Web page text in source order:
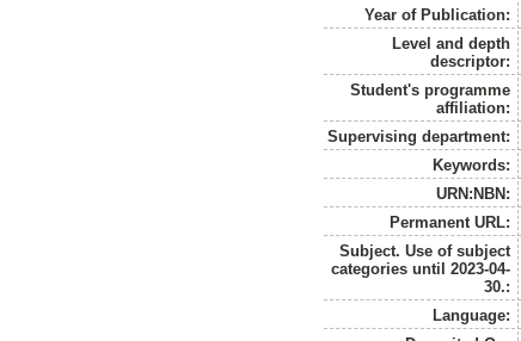
Year of Publication:
Level and depth
descriptor:
Student's programme
affiliation:
Supervising department:
Keywords:
URN:NBN:
Permanent URL:
Subject. Use of subject
categories until 2023-04-
30.:
Language: